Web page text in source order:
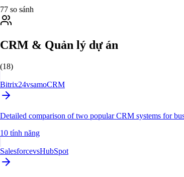
77 so sánh
CRM & Quản lý dự án
(18)
Bitrix24vsamoCRM
Detailed comparison of two popular CRM systems for
10 tính năng
SalesforcevsHubSpot